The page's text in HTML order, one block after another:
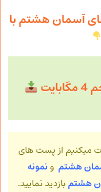
های آسمان هشتم با
میکنیم از پست های
هشتم و نمونه
هشتم بازدید نمایید.